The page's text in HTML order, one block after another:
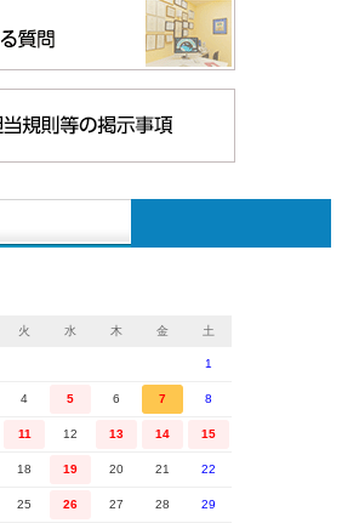
火 水 木 金 土
1
4 5 6 7 8
11 12 13 14 15
18 19 20 21 22
25 26 27 28 29